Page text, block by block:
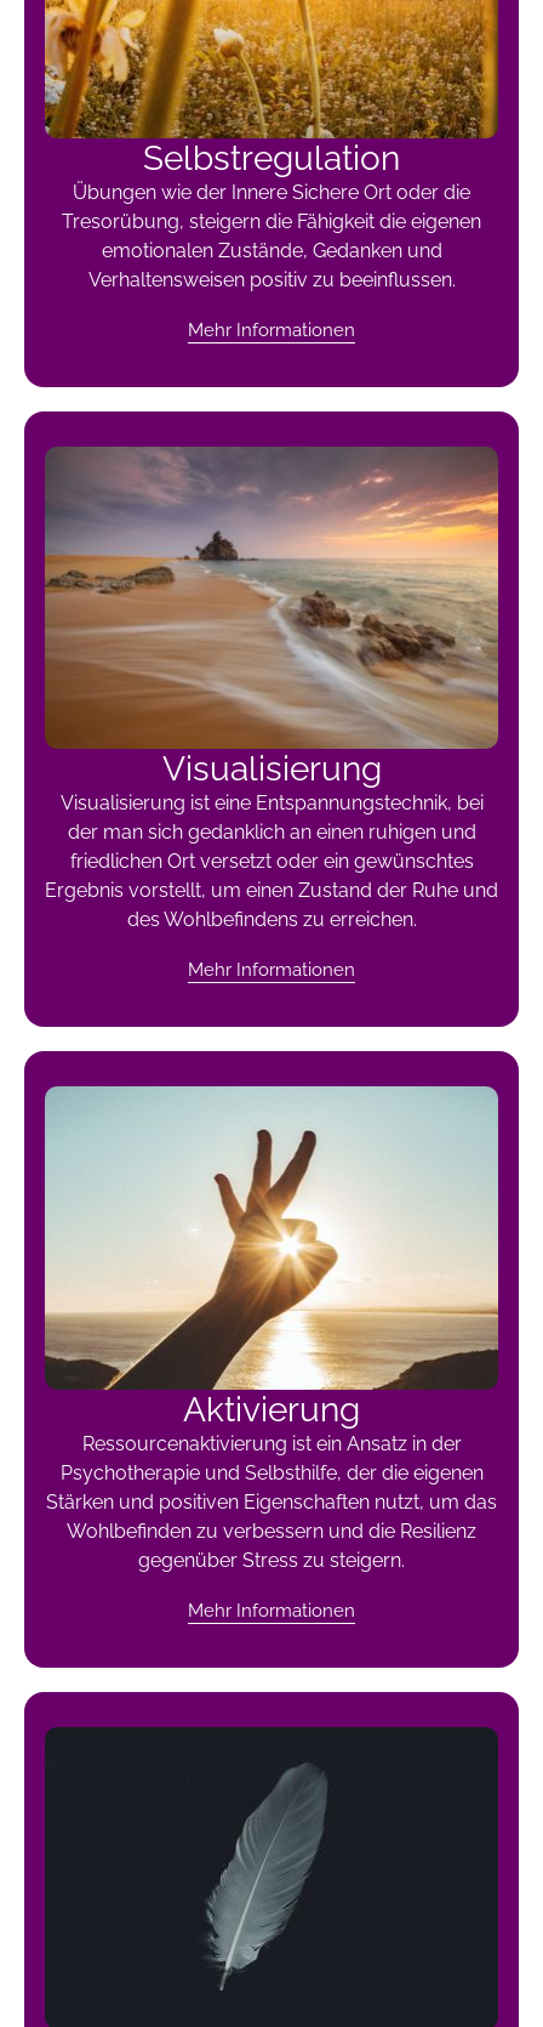
Selbstregulation
Übungen wie der Innere Sichere Ort oder die
Tresorübung, steigern die Fähigkeit die eigenen
emotionalen Zustände, Gedanken und
Verhaltensweisen positiv zu beeinflussen.
Mehr Informationen
Visualisierung
Visualisierung ist eine Entspannungstechnik, bei
der man sich gedanklich an einen ruhigen und
friedlichen Ort versetzt oder ein gewünschtes
Ergebnis vorstellt, um einen Zustand der Ruhe und
des Wohlbefindens zu erreichen.
Mehr Informationen
Aktivierung
Ressourcenaktivierung ist ein Ansatz in der
Psychotherapie und Selbsthilfe, der die eigenen
Stärken und positiven Eigenschaften nutzt, um das
Wohlbefinden zu verbessern und die Resilienz
gegenüber Stress zu steigern.
Mehr Informationen